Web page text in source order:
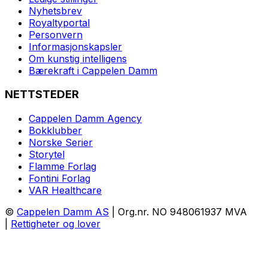
Nyhetsbrev
Royaltyportal
Personvern
Informasjonskapsler
Om kunstig intelligens
Bærekraft i Cappelen Damm
NETTSTEDER
Cappelen Damm Agency
Bokklubber
Norske Serier
Storytel
Flamme Forlag
Fontini Forlag
VAR Healthcare
© Cappelen Damm AS | Org.nr. NO 948061937 MVA
Rettigheter og lover